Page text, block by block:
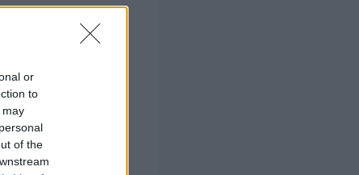
or
to
may
of the